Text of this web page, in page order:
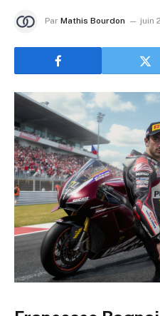
Par Mathis Bourdon juin